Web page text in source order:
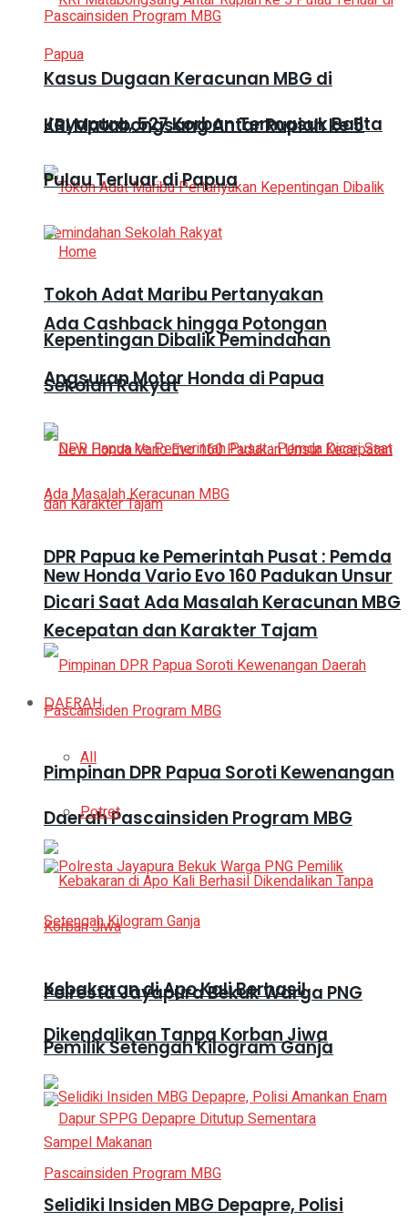
Kasus Dugaan Keracunan MBG di
Jayapura, 527 Korban Termasuk Balita
Tokoh Adat Maribu Pertanyakan
Kepentingan Dibalik Pemindahan
Sekolah Rakyat
DPR Papua ke Pemerintah Pusat : Pemda
Dicari Saat Ada Masalah Keracunan MBG
Pimpinan DPR Papua Soroti Kewenangan
Daerah Pascainsiden Program MBG
Kebakaran di Apo Kali Berhasil
Dikendalikan Tanpa Korban Jiwa
Selidiki Insiden MBG Depapre, Polisi
KRI Matabongsang Antar Rupiah ke 5
Pulau Terluar di Papua
Ada Cashback hingga Potongan
Angsuran Motor Honda di Papua
New Honda Vario Evo 160 Padukan Unsur
Kecepatan dan Karakter Tajam
DAERAH
All
Potret
Polresta Jayapura Bekuk Warga PNG
Pemilik Setengah Kilogram Ganja